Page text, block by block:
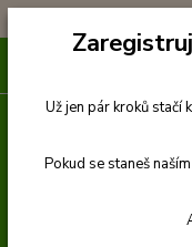
Už jen pár kroků stačí
Pokud se staneš